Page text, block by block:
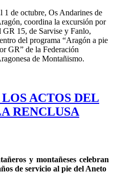
1 de octubre, Os Andarines de
coordina la excursión por
GR 15, de Sarvise y Fanlo,
del programa “Aragón a pie
GR” de la Federación
de Montañismo.
ACTOS DEL
RENCLUSA
y montañeses celebran
de servicio al pie del Aneto